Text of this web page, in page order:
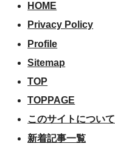
HOME
Privacy Policy
Profile
Sitemap
TOP
TOPPAGE
このサイトについて
新着記事一覧